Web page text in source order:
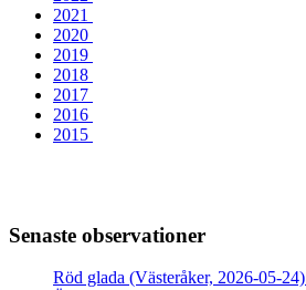
2021
2020
2019
2018
2017
2016
2015
Senaste observationer
Röd glada (Västeråker, 2026-05-24)